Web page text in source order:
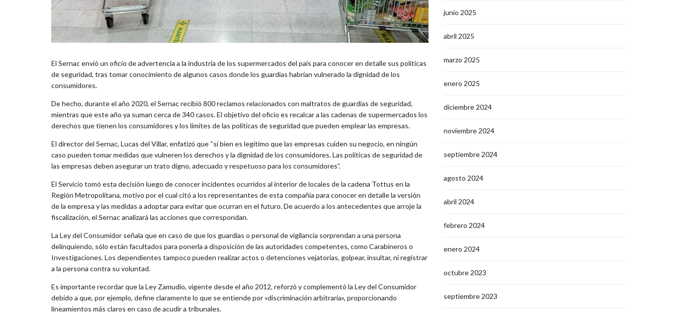
El Sernac envió un oficio de advertencia a la industria de los supermercados del país para conocer en detalle sus políticas
de seguridad, tras tomar conocimiento de algunos casos donde los guardias habrían vulnerado la dignidad de los
consumidores.
De hecho, durante el año 2020, el Sernac recibió 800 reclamos relacionados con maltratos de guardias de seguridad,
mientras que este año ya suman cerca de 340 casos. El objetivo del oficio es recalcar a las cadenas de supermercados los
derechos que tienen los consumidores y los límites de las políticas de seguridad que pueden emplear las empresas.
El director del Sernac, Lucas del Villar, enfatizó que “si bien es legítimo que las empresas cuiden su negocio, en ningún
caso pueden tomar medidas que vulneren los derechos y la dignidad de los consumidores. Las políticas de seguridad de
las empresas deben asegurar un trato digno, adecuado y respetuoso para los consumidores”.
El Servicio tomó esta decisión luego de conocer incidentes ocurridos al interior de locales de la cadena Tottus en la
Región Metropolitana, motivo por el cual citó a los representantes de esta compañía para conocer en detalle la versión
de la empresa y las medidas a adoptar para evitar que ocurran en el futuro. De acuerdo a los antecedentes que arroje la
fiscalización, el Sernac analizará las acciones que correspondan.
La Ley del Consumidor señala que en caso de que los guardias o personal de vigilancia sorprendan a una persona
delinquiendo, sólo están facultados para ponerla a disposición de las autoridades competentes, como Carabineros o
Investigaciones. Los dependientes tampoco pueden realizar actos o detenciones vejatorias, golpear, insultar, ni registrar
a la persona contra su voluntad.
Es importante recordar que la Ley Zamudio, vigente desde el año 2012, reforzó y complementó la Ley del Consumidor
debido a que, por ejemplo, define claramente lo que se entiende por «discriminación arbitraria», proporcionando
lineamientos más claros en caso de acudir a tribunales.
junio 2025
abril 2025
marzo 2025
enero 2025
diciembre 2024
noviembre 2024
septiembre 2024
agosto 2024
abril 2024
febrero 2024
enero 2024
octubre 2023
septiembre 2023